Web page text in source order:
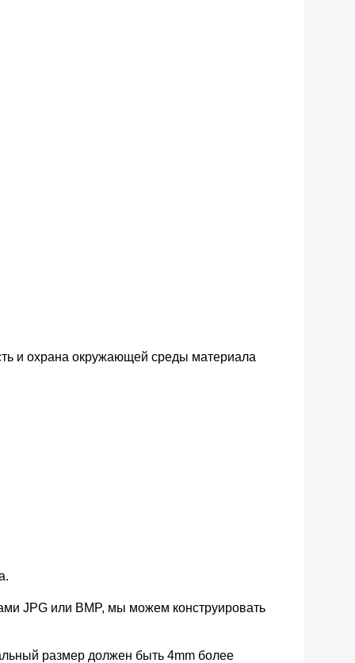
и охрана окружающей среды материала
JPG или BMP, мы можем конструировать
размер должен быть 4mm более